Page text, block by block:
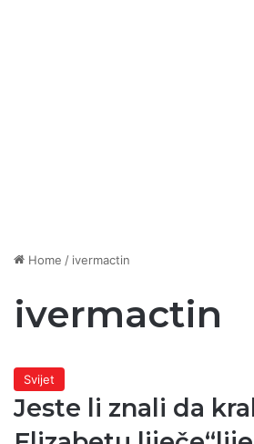
Home / ivermactin
ivermactin
Svijet
Jeste li znali da